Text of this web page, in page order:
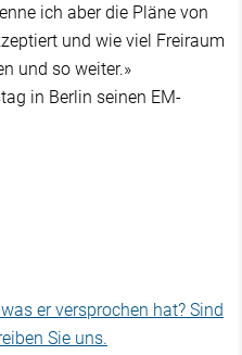
ich aber die Pläne von
und wie viel Freiraum
und so weiter.»
in Berlin seinen EM-
er versprochen hat? Sind
Sie uns.